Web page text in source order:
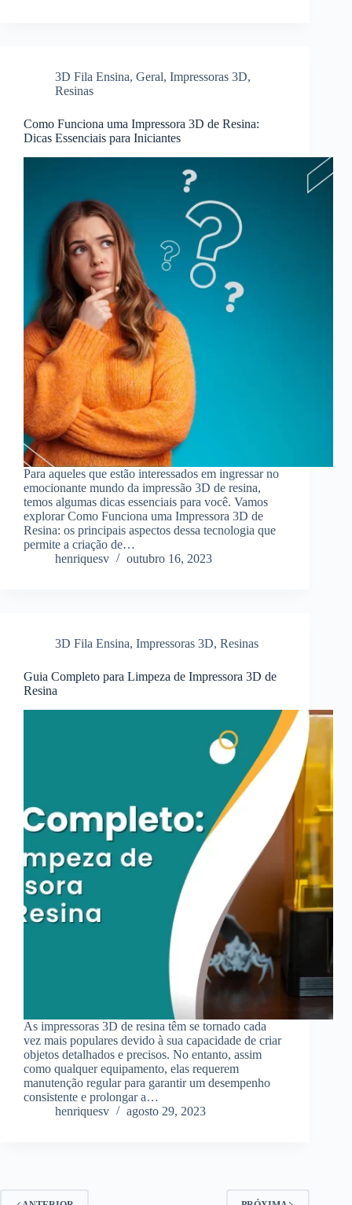
3D Fila Ensina, Geral, Impressoras 3D,
Resinas
Como Funciona uma Impressora 3D de Resina:
Dicas Essenciais para Iniciantes
Para aqueles que estão interessados em ingressar no
emocionante mundo da impressão 3D de resina,
temos algumas dicas essenciais para você. Vamos
explorar Como Funciona uma Impressora 3D de
Resina: os principais aspectos dessa tecnologia que
permite a criação de…
henriquesv
outubro 16, 2023
3D Fila Ensina, Impressoras 3D, Resinas
Guia Completo para Limpeza de Impressora 3D de
Resina
As impressoras 3D de resina têm se tornado cada
vez mais populares devido à sua capacidade de criar
objetos detalhados e precisos. No entanto, assim
como qualquer equipamento, elas requerem
manutenção regular para garantir um desempenho
consistente e prolongar a…
henriquesv
agosto 29, 2023